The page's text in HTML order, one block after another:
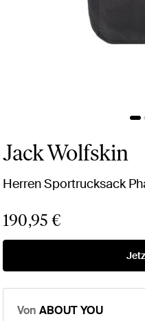
Jack Wolfskin
Herren Sportrucksack
190,95 €
Von ABOUT YOU